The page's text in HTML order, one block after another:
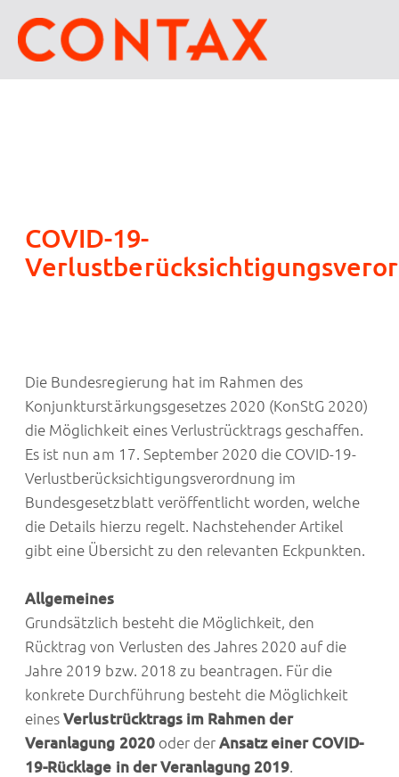
COVID-19-
Die Bundesregierung hat im Rahmen des
Konjunkturstärkungsgesetzes 2020 (KonStG 2020)
die Möglichkeit eines Verlustrücktrags geschaffen.
Es ist nun am 17. September 2020 die COVID-19-
Verlustberücksichtigungsverordnung im
Bundesgesetzblatt veröffentlicht worden, welche
die Details hierzu regelt. Nachstehender Artikel
gibt eine Übersicht zu den relevanten Eckpunkten.
Allgemeines
Grundsätzlich besteht die Möglichkeit, den
Rücktrag von Verlusten des Jahres 2020 auf die
Jahre 2019 bzw. 2018 zu beantragen. Für die
konkrete Durchführung besteht die Möglichkeit
einesVerlustrücktrags im Rahmen der
Veranlagung 2020oder der Ansatz einer COVID-
19-Rücklage in der Veranlagung 2019.